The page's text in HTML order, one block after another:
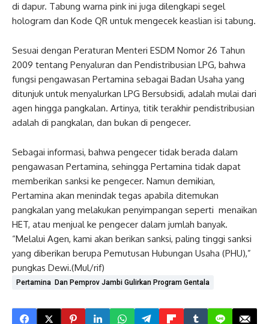
di dapur. Tabung warna pink ini juga dilengkapi segel
hologram dan Kode QR untuk mengecek keaslian isi tabung.
Sesuai dengan Peraturan Menteri ESDM Nomor 26 Tahun
2009 tentang Penyaluran dan Pendistribusian LPG, bahwa
fungsi pengawasan Pertamina sebagai Badan Usaha yang
ditunjuk untuk menyalurkan LPG Bersubsidi, adalah mulai dari
agen hingga pangkalan. Artinya, titik terakhir pendistribusian
adalah di pangkalan, dan bukan di pengecer.
Sebagai informasi, bahwa pengecer tidak berada dalam
pengawasan Pertamina, sehingga Pertamina tidak dapat
memberikan sanksi ke pengecer. Namun demikian,
Pertamina akan menindak tegas apabila ditemukan
pangkalan yang melakukan penyimpangan seperti menaikan
HET, atau menjual ke pengecer dalam jumlah banyak.
“Melalui Agen, kami akan berikan sanksi, paling tinggi sanksi
yang diberikan berupa Pemutusan Hubungan Usaha (PHU),”
pungkas Dewi.(Mul/rif)
Pertamina Dan Pemprov Jambi Gulirkan Program Gentala